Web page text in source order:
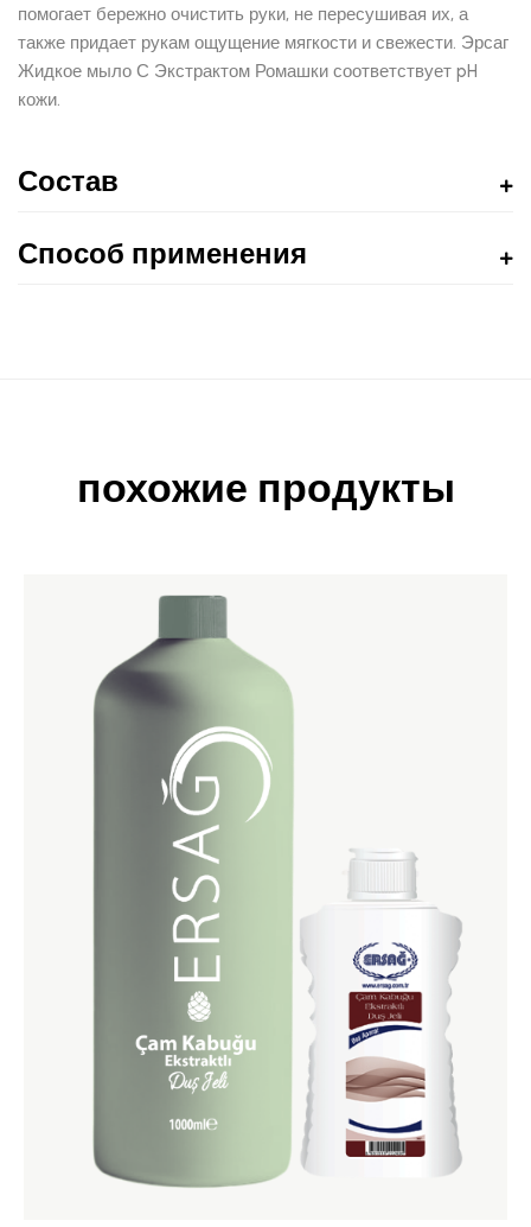
помогает бережно очистить руки, не пересушивая их, а
также придает рукам ощущение мягкости и свежести. Эрсаг
Жидкое мыло С Экстрактом Ромашки соответствует pH
кожи.
Состав
Способ применения
похожие продукты